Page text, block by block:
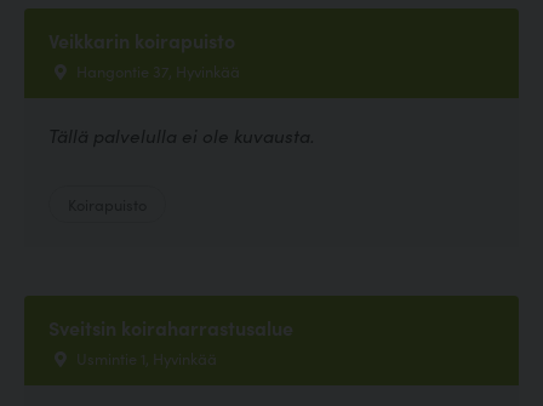
Veikkarin koirapuisto
Hangontie 37, Hyvinkää
Tällä palvelulla ei ole kuvausta.
Sveitsin koiraharrastusalue
Usmintie 1, Hyvinkää